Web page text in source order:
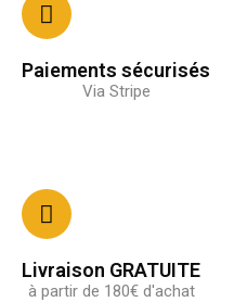
Paiements sécurisés
Via Stripe
Livraison GRATUITE
à partir de 180€ d'achat